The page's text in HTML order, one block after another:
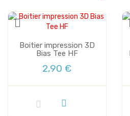
Boitier impression 3D
Bias Tee HF
2,90 €